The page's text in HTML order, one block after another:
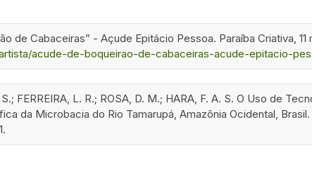
de Cabaceiras” - Açude Epitácio Pessoa. Paraíba Criativa,
acude-de-boqueirao-de-cabaceiras-acude-epitacio-
FERREIRA, L. R.; ROSA, D. M.; HARA, F. A. S. O Uso de
da Microbacia do Rio Tamarupá, Amazônia Ocidental,